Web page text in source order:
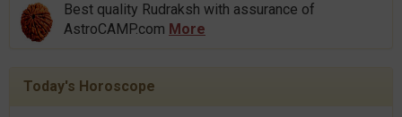
Best quality Rudraksh with assurance of
AstroCAMP.com More
Today's Horoscope